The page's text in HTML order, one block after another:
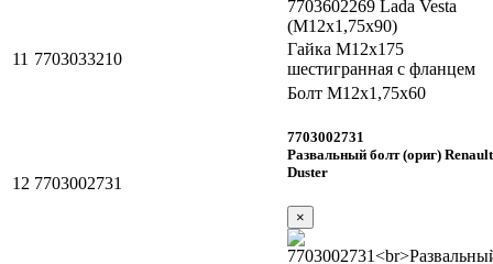
11 7703033210
Гайка М12х175
шестигранная с фланцем
12 7703002731
Болт М12х1,75х60
7703002731
Развальный болт (ориг) Renault
Duster
×